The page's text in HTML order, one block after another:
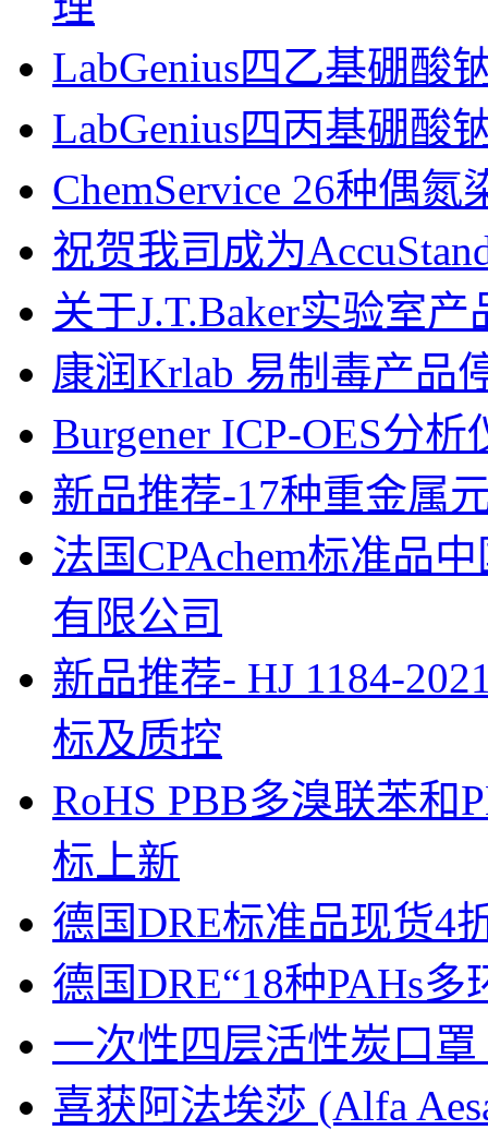
LabGenius四乙基硼酸
LabGenius四丙基硼酸
ChemService 26种偶氮
祝贺我司成为
关于J.T.Baker实验室
康润Krlab 易制毒产品
Burgener ICP-OES分
新品推荐-17种重金属
法国CPAchem标准品
有限公司
新品推荐- HJ 1184-
标及质控
RoHS PBB多溴联苯和
标上新
德国DRE标准品现货4
德国DRE“18种PAHs
一次性四层活性炭口
喜获阿法埃莎 (Alfa